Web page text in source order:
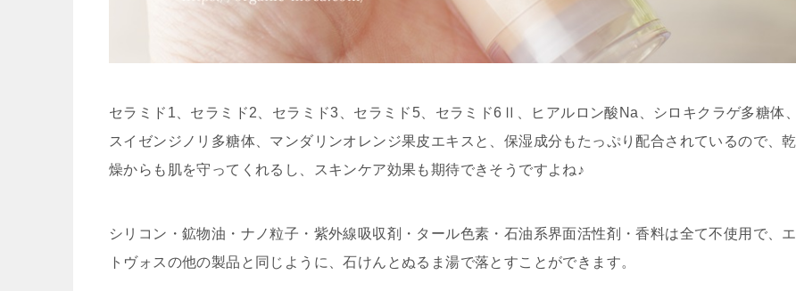
セラミド1、セラミド2、セラミド3、セラミド5、セラミド6Ⅱ、ヒアルロン酸Na、シロキクラゲ多糖体、
スイゼンジノリ多糖体、マンダリンオレンジ果皮エキス と、保湿成分もたっぷり配合されているので、乾
燥からも肌を守ってくれるし、スキンケア効果も期待できそうですよね♪
シリコン・鉱物油・ナノ粒子・紫外線吸収剤・タール色素・石油系界面活性剤・香料は全て不使用で、エ
トヴォスの他の製品と同じように、石けんとぬるま湯で落とすことができます。